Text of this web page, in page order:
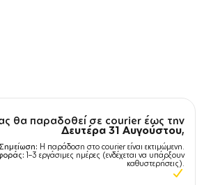
θα παραδοθεί σε courier έως την
Δευτέρα 31 Αυγούστου,
Σημείωση: Η παράδοση στο courier είναι εκτιμώμενη.
1–3 εργάσιμες ημέρες (ενδέχεται να υπάρξουν
καθυστερήσεις).